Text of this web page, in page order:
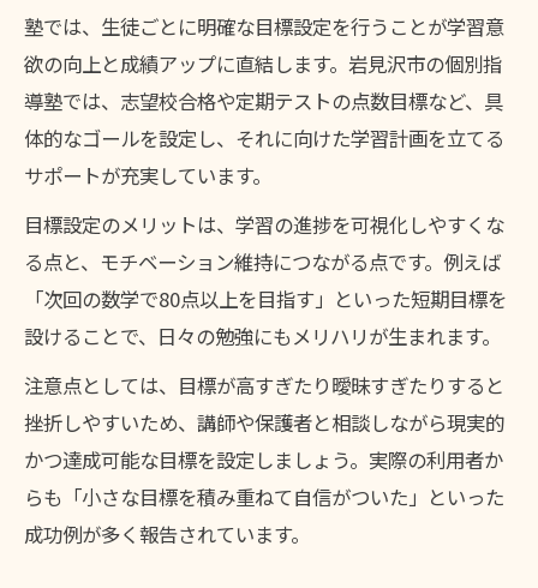
塾では、生徒ごとに明確な目標設定を行うことが学習意
欲の向上と成績アップに直結します。岩見沢市の個別指
導塾では、志望校合格や定期テストの点数目標など、具
体的なゴールを設定し、それに向けた学習計画を立てる
サポートが充実しています。
目標設定のメリットは、学習の進捗を可視化しやすくな
る点と、モチベーション維持につながる点です。例えば
「次回の数学で80点以上を目指す」といった短期目標を
設けることで、日々の勉強にもメリハリが生まれます。
注意点としては、目標が高すぎたり曖昧すぎたりすると
挫折しやすいため、講師や保護者と相談しながら現実的
かつ達成可能な目標を設定しましょう。実際の利用者か
らも「小さな目標を積み重ねて自信がついた」といった
成功例が多く報告されています。